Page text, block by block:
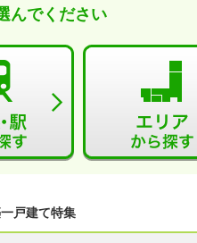
んでください
戸建て特集